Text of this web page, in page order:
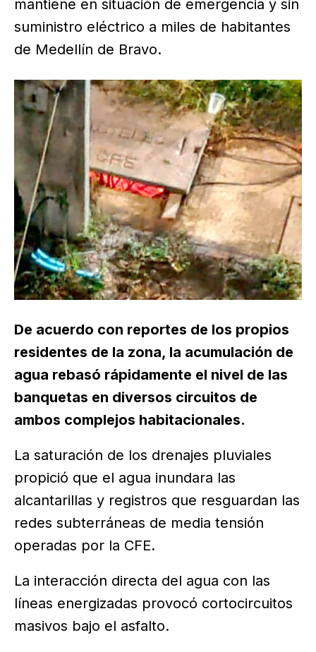
mantiene en situación de emergencia y sin
suministro eléctrico a miles de habitantes
de Medellín de Bravo.
De acuerdo con reportes de los propios
residentes de la zona, la acumulación de
agua rebasó rápidamente el nivel de las
banquetas en diversos circuitos de
ambos complejos habitacionales.
La saturación de los drenajes pluviales
propició que el agua inundara las
alcantarillas y registros que resguardan las
redes subterráneas de media tensión
operadas por la CFE.
La interacción directa del agua con las
líneas energizadas provocó cortocircuitos
masivos bajo el asfalto.